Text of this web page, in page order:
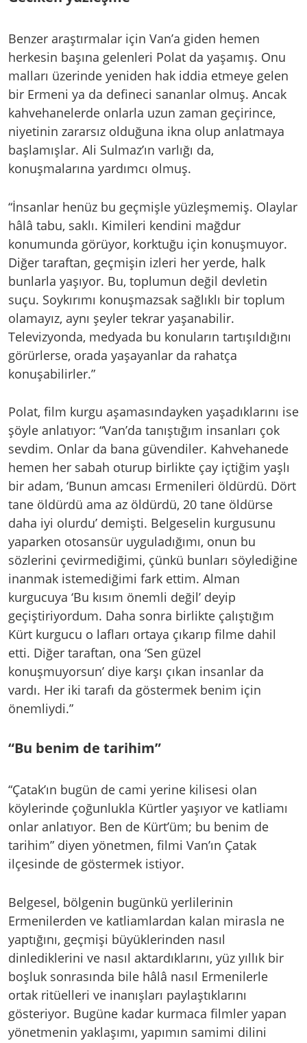
Benzer araştırmalar için Van’a giden hemen
herkesin başına gelenleri Polat da yaşamış. Onu
malları üzerinde yeniden hak iddia etmeye gelen
bir Ermeni ya da defineci sananlar olmuş. Ancak
kahvehanelerde onlarla uzun zaman geçirince,
niyetinin zararsız olduğuna ikna olup anlatmaya
başlamışlar. Ali Sulmaz’ın varlığı da,
konuşmalarına yardımcı olmuş.
“İnsanlar henüz bu geçmişle yüzleşmemiş. Olaylar
hâlâ tabu, saklı. Kimileri kendini mağdur
konumunda görüyor, korktuğu için konuşmuyor.
Diğer taraftan, geçmişin izleri her yerde, halk
bunlarla yaşıyor. Bu, toplumun değil devletin
suçu. Soykırımı konuşmazsak sağlıklı bir toplum
olamayız, aynı şeyler tekrar yaşanabilir.
Televizyonda, medyada bu konuların tartışıldığını
görürlerse, orada yaşayanlar da rahatça
konuşabilirler.”
Polat, film kurgu aşamasındayken yaşadıklarını ise
şöyle anlatıyor: “Van’da tanıştığım insanları çok
sevdim. Onlar da bana güvendiler. Kahvehanede
hemen her sabah oturup birlikte çay içtiğim yaşlı
bir adam, ‘Bunun amcası Ermenileri öldürdü. Dört
tane öldürdü ama az öldürdü, 20 tane öldürse
daha iyi olurdu’ demişti. Belgeselin kurgusunu
yaparken otosansür uyguladığımı, onun bu
sözlerini çevirmediğimi, çünkü bunları söylediğine
inanmak istemediğimi fark ettim. Alman
kurgucuya ‘Bu kısım önemli değil’ deyip
geçiştiriyordum. Daha sonra birlikte çalıştığım
Kürt kurgucu o lafları ortaya çıkarıp filme dahil
etti. Diğer taraftan, ona ‘Sen güzel
konuşmuyorsun’ diye karşı çıkan insanlar da
vardı. Her iki tarafı da göstermek benim için
önemliydi.”
“Bu benim de tarihim”
“Çatak’ın bugün de cami yerine kilisesi olan
köylerinde çoğunlukla Kürtler yaşıyor ve katliamı
onlar anlatıyor. Ben de Kürt’üm; bu benim de
tarihim” diyen yönetmen, filmi Van’ın Çatak
ilçesinde de göstermek istiyor.
Belgesel, bölgenin bugünkü yerlilerinin
Ermenilerden ve katliamlardan kalan mirasla ne
yaptığını, geçmişi büyüklerinden nasıl
dinlediklerini ve nasıl aktardıklarını, yüz yıllık bir
boşluk sonrasında bile hâlâ nasıl Ermenilerle
ortak ritüelleri ve inanışları paylaştıklarını
gösteriyor. Bugüne kadar kurmaca filmler yapan
yönetmenin yaklaşımı, yapımın samimi dilini